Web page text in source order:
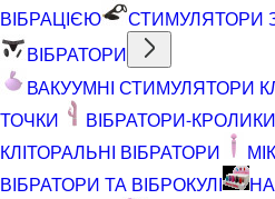
ВІБРАЦІЄЮ
СТИМУЛЯТОРИ
ВІБРАТОРИ
ВАКУУМНІ СТИМУЛЯТОРИ
ТОЧКИ
ВІБРАТОРИ-КРОЛИКИ
КЛІТОРАЛЬНІ ВІБРАТОРИ
ВІБРАТОРИ ТА ВІБРОКУЛІ